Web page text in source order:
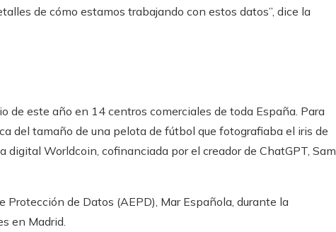
de cómo estamos trabajando con estos datos”, dice la
de este año en 14 centros comerciales de toda España. Para
del tamaño de una pelota de fútbol que fotografiaba el iris de
Worldcoin, cofinanciada por el creador de ChatGPT, Sam
Protección de Datos (AEPD), Mar Española, durante la
en Madrid.